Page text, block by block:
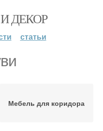
ДЕКОР
статьи
Мебель для коридора